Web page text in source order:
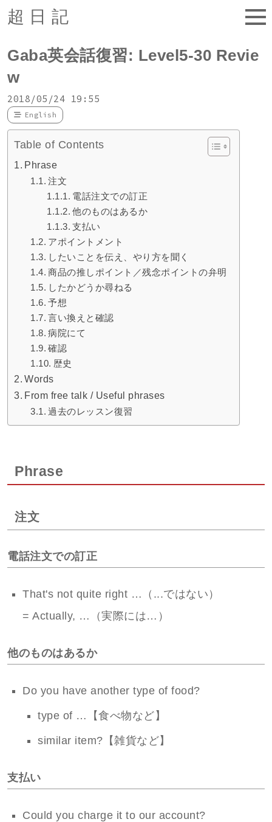
超日記
Gaba英会話復習: Level5-30 Revie
w
2018/05/24 19:55
English
Table of Contents
Phrase
注文
電話注文での訂正
他のものはあるか
支払い
アポイントメント
したいことを伝え、やり方を聞く
商品の推しポイント／残念ポイントの弁明
したかどうか尋ねる
予想
言い換えと確認
病院にて
確認
歴史
Words
From free talk / Useful phrases
過去のレッスン復習
Phrase
注文
電話注文での訂正
That's not quite right …（...ではない）
= Actually, …（実際には…）
他のものはあるか
Do you have another type of food?
type of …【食べ物など】
similar item?【雑貨など】
支払い
Could you charge it to our account?